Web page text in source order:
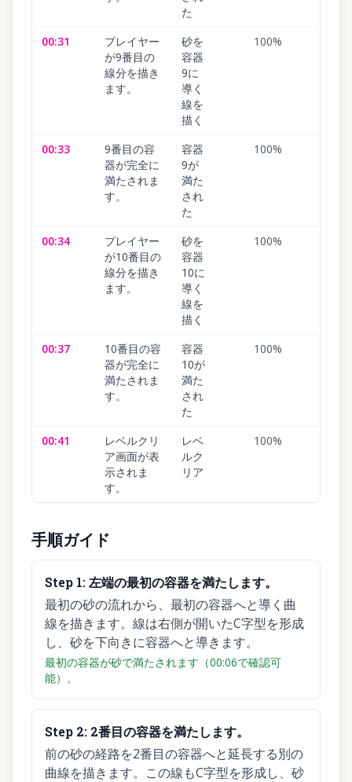
た
00:31
プレイヤー
が9番目の
線分を描き
ます。
砂を
容器
9に
導く
線を
描く
100%
00:33
9番目の容
器が完全に
満たされま
す。
容器
9が
満た
され
た
100%
00:34
プレイヤー
が10番目の
線分を描き
ます。
砂を
容器
10に
導く
線を
描く
100%
00:37
10番目の容
器が完全に
満たされま
す。
容器
10が
満た
され
た
100%
00:41
レベルクリ
ア画面が表
示されま
す。
レベ
ルク
リア
100%
手順ガイド
Step 1:左端の最初の容器を満たします。
最初の砂の流れから、最初の容器へと導く曲
線を描きます。線は右側が開いたC字型を形成
し、砂を下向きに容器へと導きます。
最初の容器が砂で満たされます（00:06で確認可
能）。
Step 2: 2番目の容器を満たします。
前の砂の経路を2番目の容器へと延長する別の
曲線を描きます。この線もC字型を形成し、砂